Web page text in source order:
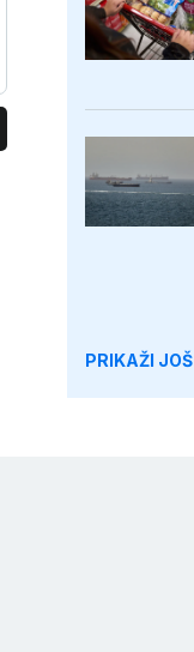
PRIKAŽI JOŠ